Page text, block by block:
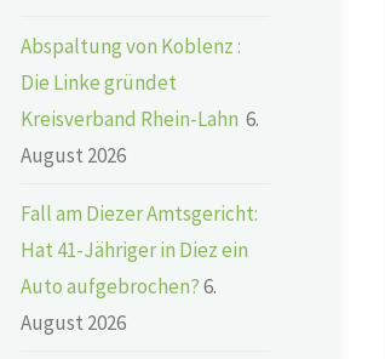
Abspaltung von Koblenz :
Die Linke gründet
Kreisverband Rhein-Lahn 6.
August 2026
Fall am Diezer Amtsgericht:
Hat 41-Jähriger in Diez ein
Auto aufgebrochen?6.
August 2026